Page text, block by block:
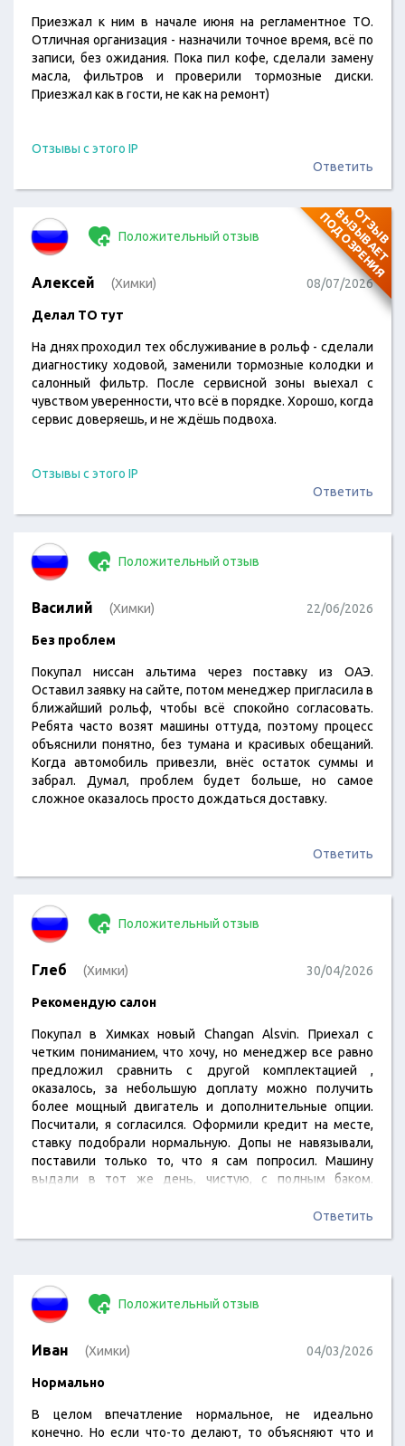
Приезжал к ним в начале июня на регламентное ТО.
Отличная организация - назначили точное время, всё по
записи, без ожидания. Пока пил кофе, сделали замену
масла, фильтров и проверили тормозные диски.
Приезжал как в гости, не как на ремонт)
Отзывы с этого IP
Ответить
О
Т
З
Ы
В
В
Ы
З
Ы
В
А
Е
Т
П
О
Д
О
З
Р
Е
Н
И
Я
Положительный отзыв
Алексей (Химки) 08/07/2026
Делал ТО тут
На днях проходил тех обслуживание в рольф - сделали
диагностику ходовой, заменили тормозные колодки и
салонный фильтр. После сервисной зоны выехал с
чувством уверенности, что всё в порядке. Хорошо, когда
сервис доверяешь, и не ждёшь подвоха.
Отзывы с этого IP
Ответить
Положительный отзыв
Василий (Химки) 22/06/2026
Без проблем
Покупал ниссан альтима через поставку из ОАЭ.
Оставил заявку на сайте, потом менеджер пригласила в
ближайший рольф, чтобы всё спокойно согласовать.
Ребята часто возят машины оттуда, поэтому процесс
объяснили понятно, без тумана и красивых обещаний.
Когда автомобиль привезли, внёс остаток суммы и
забрал. Думал, проблем будет больше, но самое
сложное оказалось просто дождаться доставку.
Ответить
Положительный отзыв
Глеб (Химки) 30/04/2026
Рекомендую салон
Покупал в Химках новый Changan Alsvin. Приехал с
четким пониманием, что хочу, но менеджер все равно
предложил сравнить с другой комплектацией ,
оказалось, за небольшую доплату можно получить
более мощный двигатель и дополнительные опции.
Посчитали, я согласился. Оформили кредит на месте,
ставку подобрали нормальную. Допы не навязывали,
поставили только то, что я сам попросил. Машину
выдали в тот же день, чистую, с полным баком.
Ответить
Положительный отзыв
Иван (Химки) 04/03/2026
Нормально
В целом впечатление нормальное, не идеально
конечно. Но если что-то делают, то объясняют что и